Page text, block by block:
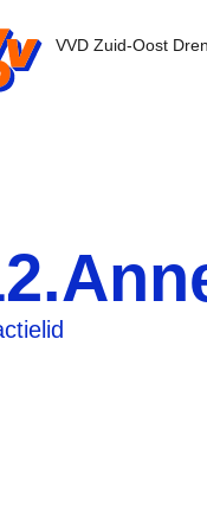
- Ga naar de
VVD Zuid-Oost